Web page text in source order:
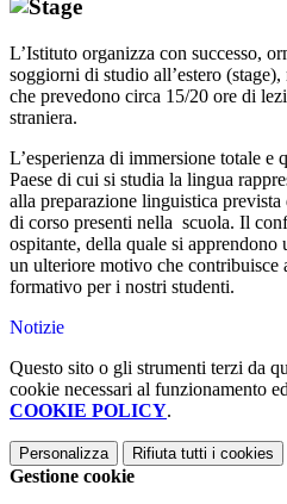
L’Istituto organizza con successo,
soggiorni di studio all’estero
che prevedono circa 15/20 ore di
straniera.
L’esperienza di immersione totale e
Paese di cui si studia la lingua
alla preparazione linguistica
di corso presenti nella scuola. Il
ospitante, della quale si
un ulteriore motivo che contribuisce
formativo per i nostri studenti.
Notizie
Questo sito o gli strumenti terzi da
cookie necessari al funzionamento
COOKIE POLICY.
Personalizza Rifiuta tutti i cookies
Gestione cookie